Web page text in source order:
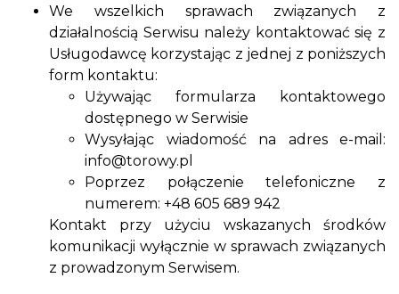
We wszelkich sprawach związanych z
działalnością Serwisu należy kontaktować się z
Usługodawcę korzystając z jednej z poniższych
form kontaktu:
Używając formularza kontaktowego
dostępnego w Serwisie
Wysyłając wiadomość na adres e-mail:
info@torowy.pl
Poprzez połączenie telefoniczne z
numerem: +48 605 689 942
Kontakt przy użyciu wskazanych środków
komunikacji wyłącznie w sprawach związanych
z prowadzonym Serwisem.